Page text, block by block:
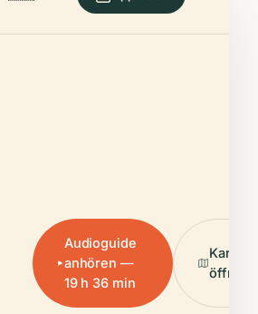
Audioguide
anhören —
19 h 36 min
Karte
öffnen